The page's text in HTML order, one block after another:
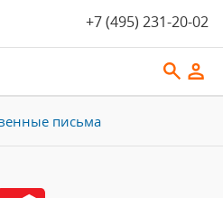
+7 (495) 231-20-02
письма